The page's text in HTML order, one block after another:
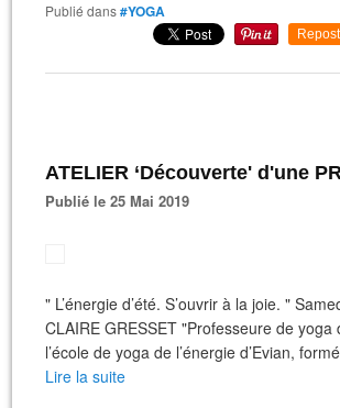
Publié dans#YOGA
Repost
ATELIER ‘Découverte' d'une
Publié le 25 Mai 2019
" L’énergie d’été. S’ouvrir à la joie. "
CLAIRE GRESSET "Professeure de
l’école de yoga de l’énergie d’Evian,
Lire la suite